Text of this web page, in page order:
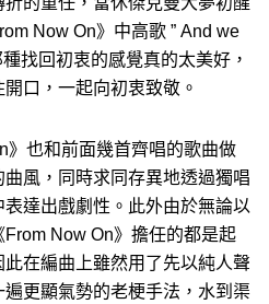
Now On》中高歌 ” And we
找回初衷的感覺真的太美好，
口，一起向初衷致敬。
》也和前面幾首齊唱的歌曲做
風，同時求同存異地透過獨唱
達出戲劇性。此外由於無論以
Now On》擔任的都是起
在編曲上雖然用了先以純人聲
更顯氣勢的老梗手法，水到渠